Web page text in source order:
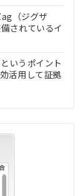
（ジグザ
されているイ
いうポイント
活用して証拠